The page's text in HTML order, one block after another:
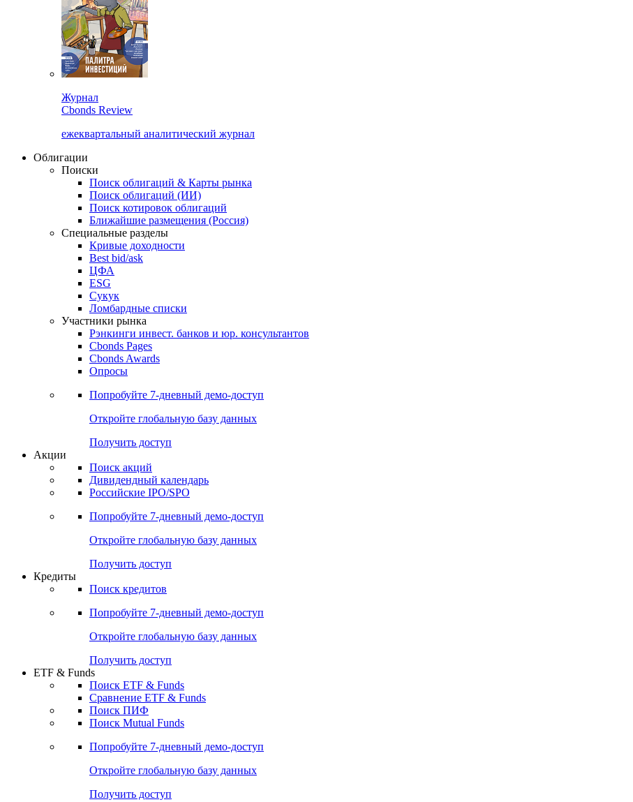
Журнал
Cbonds Review
ежеквартальный аналитический журнал
Облигации
Поиски
Поиск облигаций & Карты рынка
Поиск облигаций (ИИ)
Поиск котировок облигаций
Ближайшие размещения (Россия)
Специальные разделы
Кривые доходности
Best bid/ask
ЦФА
ESG
Сукук
Ломбардные списки
Участники рынка
Рэнкинги инвест. банков и юр. консультантов
Cbonds Pages
Cbonds Awards
Опросы
Попробуйте7-дневный
Откройте глобальную базу данных
Получить доступ
Акции
Поиск акций
Дивидендный календарь
Российские IPO/SPO
Попробуйте7-дневный
Откройте глобальную базу данных
Получить доступ
Кредиты
Поиск кредитов
Попробуйте7-дневный
Откройте глобальную базу данных
Получить доступ
ETF & Funds
Поиск ETF & Funds
Сравнение ETF & Funds
Поиск ПИФ
Поиск Mutual Funds
Попробуйте7-дневный